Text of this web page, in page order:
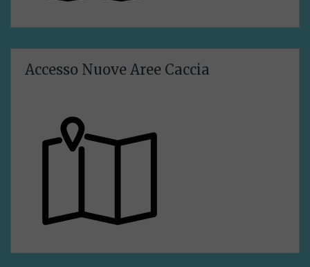
Accesso Nuove Aree Caccia